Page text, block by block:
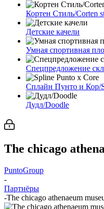
Кортен Стиль/Corten
Детские качели
Умная спортивная
Спецпредложение
Сплайн Пунто и Кор/
Дудл/Doodle
The chicago
PuntoGroup
-
Партнёры
-The chicago athenaeum